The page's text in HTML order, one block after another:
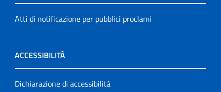
Atti di notificazione per pubblici proclami
ACCESSIBILITÀ
Dichiarazione di accessibilità